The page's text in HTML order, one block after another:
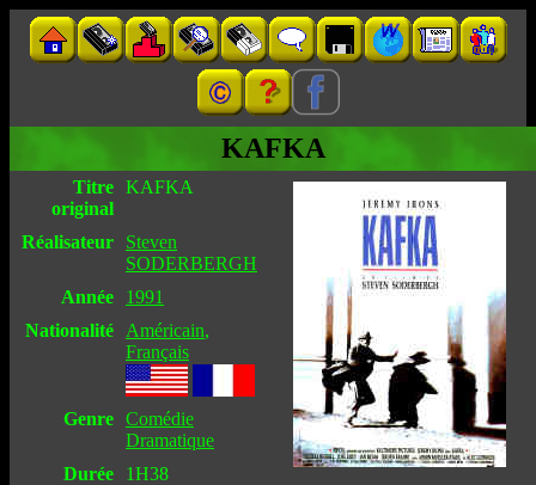
KAFKA
Titre
original
KAFKA
Réalisateur
Steven
SODERBERGH
Année
1991
Nationalité
Américain,
Français
Genre Comédie
Dramatique
Durée
1H38